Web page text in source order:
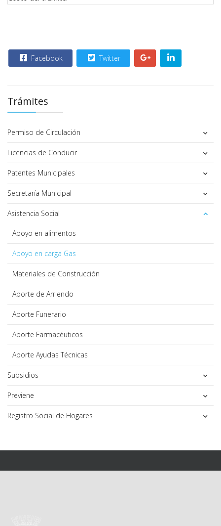
Facebook Twitter
Trámites
Permiso de Circulación
Licencias de Conducir
Patentes Municipales
Secretaría Municipal
Asistencia Social
Apoyo en alimentos
Apoyo en carga Gas
Materiales de Construcción
Aporte de Arriendo
Aporte Funerario
Aporte Farmacéuticos
Aporte Ayudas Técnicas
Subsidios
Previene
Registro Social de Hogares